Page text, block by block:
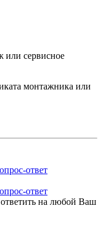
или сервисное
монтажника или
ответ
ответ
на любой Ваш